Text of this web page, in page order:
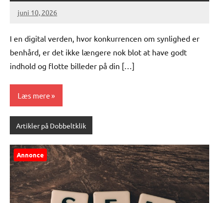
juni 10, 2026
I en digital verden, hvor konkurrencen om synlighed er
benhård, er det ikke længere nok blot at have godt
indhold og flotte billeder på din […]
Læs mere
Artikler på Dobbeltklik
Annonce